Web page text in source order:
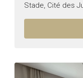
Stade, Cité des
compose de : -